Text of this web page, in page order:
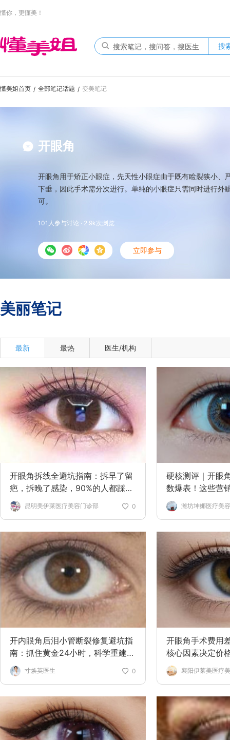
懂你，更懂美！
搜
懂美姐首页 / 全部笔记话题 / 变美笔记
开眼角
开眼角用于矫正小眼症，先天性小眼症由于既有睑裂狭小、
下垂，因此手术需分次进行。单纯的小眼症只需同时进行外
可。
101人参与讨论 · 2.9k次浏览
立即参与
美丽笔记
最新 最热 医生/机构
开眼角拆线全避坑指南：拆早了留
疤，拆晚了感染，90%的人都踩过
这几个坑
昆明美伊莱医疗美容门诊部 0
硬核测评｜开眼
数爆表！这些营
分？
潍坊坤娜医疗美
开内眼角后泪小管断裂修复避坑指
南：抓住黄金24小时，科学重建泪
道
寸焕英医生 0
开眼角手术费用
核心因素决定价
襄阳伊莱美医疗